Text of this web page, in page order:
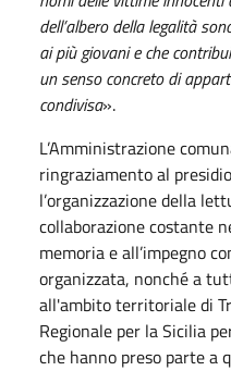
dell’albero della legalità
ai più giovani e che
un senso concreto di
condivisa».
L’Amministrazione
ringraziamento al
l’organizzazione della
collaborazione costante
memoria e all’impegno
organizzata, nonché a
all'ambito territoriale di
Regionale per la Sicilia
che hanno preso parte a